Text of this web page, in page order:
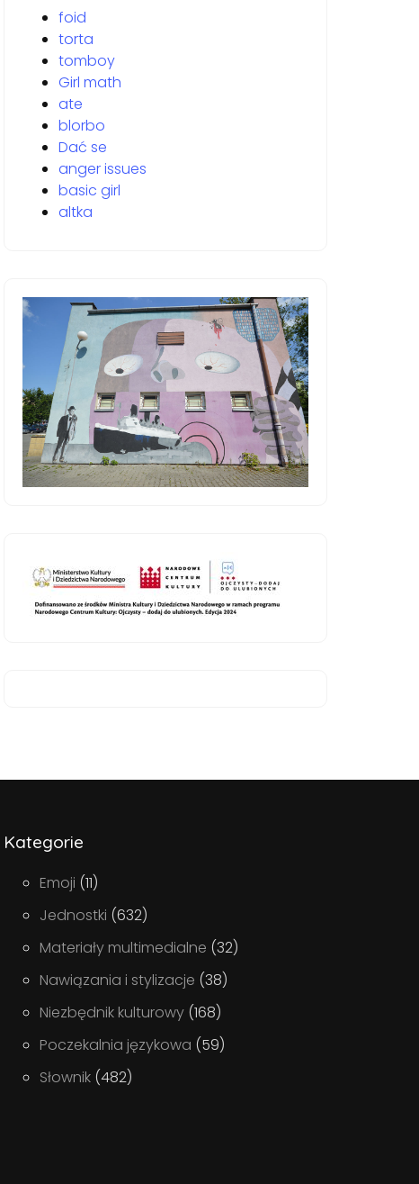
foid
torta
tomboy
Girl math
ate
blorbo
Dać se
anger issues
basic girl
altka
Kategorie
Emoji (11)
Jednostki (632)
Materiały multimedialne (32)
Nawiązania i stylizacje (38)
Niezbędnik kulturowy (168)
Poczekalnia językowa (59)
Słownik (482)